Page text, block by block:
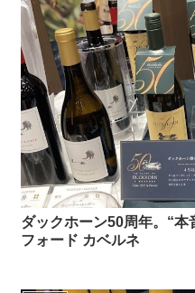
ダックホーン50周年。“
フォード カベルネ